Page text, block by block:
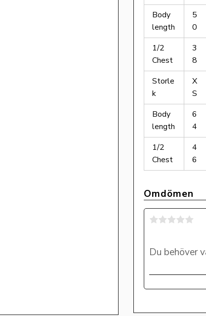
Body
length
5
0
1/2
Chest
3
8
Storle
k
X
S
Body
length
6
4
1/2
Chest
4
6
Omdömen